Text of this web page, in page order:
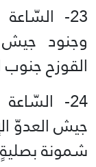
وجنود جيش
القوزح جنوب
جيش العدوّ
شمونة